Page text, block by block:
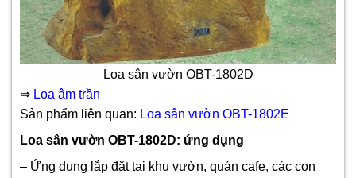
Loa sân vườn OBT-1802D
⇒ Loa âm trần
Sản phẩm liên quan: Loa sân vườn OBT-1802E
Loa sân vườn OBT-1802D: ứng dụng
– Ứng dụng lắp đặt tại khu vườn, quán cafe, các con